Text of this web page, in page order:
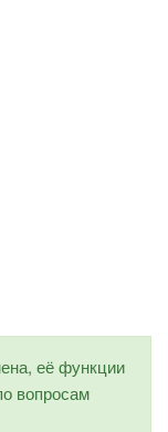
её функции
вопросам